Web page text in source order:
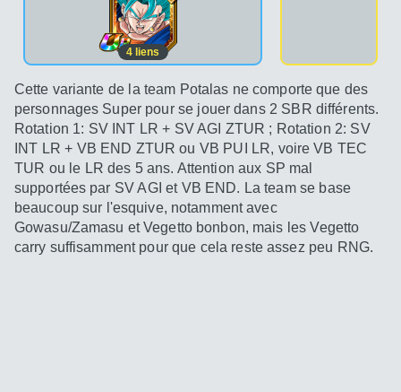
4 liens
Cette variante de la team Potalas ne comporte que des
personnages Super pour se jouer dans 2 SBR différents.
Rotation 1: SV INT LR + SV AGI ZTUR ; Rotation 2: SV
INT LR + VB END ZTUR ou VB PUI LR, voire VB TEC
TUR ou le LR des 5 ans. Attention aux SP mal
supportées par SV AGI et VB END. La team se base
beaucoup sur l'esquive, notamment avec
Gowasu/Zamasu et Vegetto bonbon, mais les Vegetto
carry suffisamment pour que cela reste assez peu RNG.